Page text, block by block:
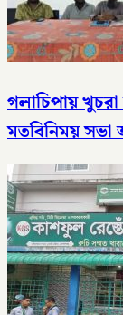
গলাচিপায়
মতবিনিময় সভা